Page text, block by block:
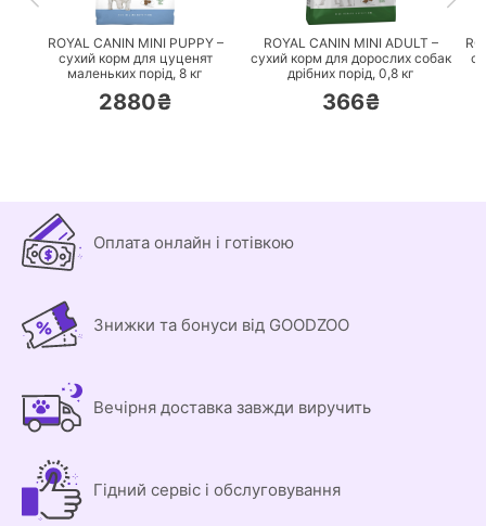
ROYAL CANIN MINI PUPPY –
сухий корм для цуценят
маленьких порід, 8 кг
2880₴
ROYAL CANIN MINI ADULT –
сухий корм для дорослих собак
дрібних порід, 0,8 кг
366₴
Оплата онлайн і готівкою
Знижки та бонуси від GOODZOO
Вечірня доставка завжди виручить
Гідний сервіс і обслуговування